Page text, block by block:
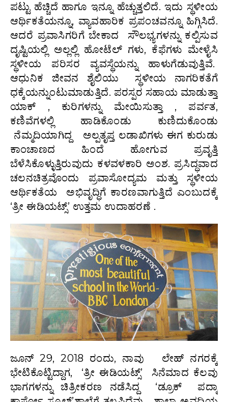
ಪಟ್ಟು ಹೆಚ್ಚಿದೆ ಹಾಗೂ ಇನ್ನೂ ಹೆಚ್ಚುತ್ತಲಿದೆ. ಇದು ಸ್ಥಳೀಯ
ಆರ್ಥಿಕತೆಯನ್ನೂ, ವ್ಯಾವಹಾರಿಕ ಪ್ರಪಂಚವನ್ನೂ ಹಿಗ್ಗಿಸಿದೆ.
ಆದರೆ ಪ್ರವಾಸಿಗರಿಗೆ ಬೇಕಾದ ಸೌಲಭ್ಯಗಳನ್ನು ಕಲ್ಪಿಸುವ
ದೃಷ್ಟಿಯಲ್ಲಿ ಅಲ್ಲಲ್ಲಿ ಹೋಟೆಲ್ ಗಳು, ಕೆಫೆಗಳು ಮೇಳೈಸಿ
ಸ್ಥಳೀಯ ಪರಿಸರ ವ್ಯವಸ್ಥೆಯನ್ನು ಹಾಳುಗೆಡುವುತ್ತಿವೆ.
ಆಧುನಿಕ ಜೀವನ ಶೈಲಿಯು ಸ್ಥಳೀಯ ನಾಗರಿಕತೆಗೆ
ಧಕ್ಕೆಯನ್ನುಂಟುಮಾಡುತ್ತಿದೆ. ಪರಸ್ಪರ ಸಹಾಯ ಮಾಡುತ್ತಾ
ಯಾಕ್ , ಕುರಿಗಳನ್ನು ಮೇಯಿಸುತ್ತಾ , ಪರ್ವತ,
ಕಣಿವೆಗಳಲ್ಲಿ ಹಾಡಿಕೊಂಡು ಕುಣಿದುಕೊಂಡು
ನೆಮ್ಮದಿಯಾಗಿದ್ದ ಅಲ್ಪತೃಪ್ತ ಲಡಾಖಿಗಳು ಈಗ ಕುರುಡು
ಕಾಂಚಾಣದ ಹಿಂದೆ ಹೋಗುವ ಪ್ರವೃತ್ತಿ
ಬೆಳೆಸಿಕೊಳ್ಳುತ್ತಿರುವುದು ಕಳವಳಕಾರಿ ಅಂಶ. ಪ್ರಸಿದ್ಧವಾದ
ಚಲನಚಿತ್ರವೊಂದು ಪ್ರವಾಸೋದ್ಯಮ ಮತ್ತು ಸ್ಥಳೀಯ
ಆರ್ಥಿಕತೆಯ ಅಭಿವೃದ್ಧಿಗೆ ಕಾರಣವಾಗುತ್ತಿದೆ ಎಂಬುದಕ್ಕೆ
‘ತ್ರೀ ಈಡಿಯಟ್ಸ್’ ಉತ್ತಮ ಉದಾಹರಣೆ .
ಜೂನ್ 29, 2018 ರಂದು, ನಾವು ಲೇಹ್ ನಗರಕ್ಕೆ
ಭೇಟಿಕೊಟ್ಟಿದ್ದಾಗ, ‘ತ್ರೀ ಈಡಿಯಟ್ಸ್’ ಸಿನೆಮಾದ ಕೆಲವು
ಭಾಗಗಳನ್ನು ಚಿತ್ರೀಕರಣ ನಡೆಸಿದ್ದ ‘ಡ್ರೂಕ್‌ ಪದ್ಮಾ